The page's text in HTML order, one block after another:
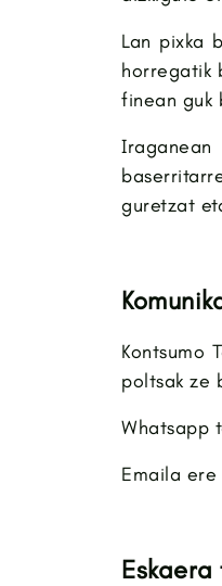
Lan pixka
horregatik
finean guk
Iraganean
guretzat
Kontsumo
poltsak ze
Whatsapp
Emaila